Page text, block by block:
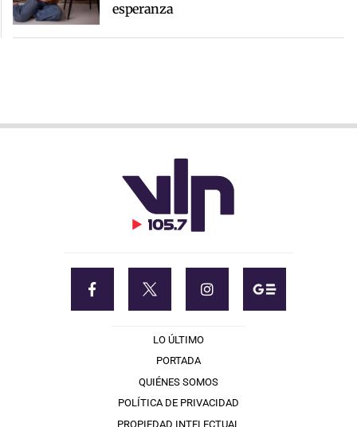
esperanza
LO ÚLTIMO
PORTADA
QUIÉNES SOMOS
POLÍTICA DE PRIVACIDAD
PROPIEDAD INTELECTUAL